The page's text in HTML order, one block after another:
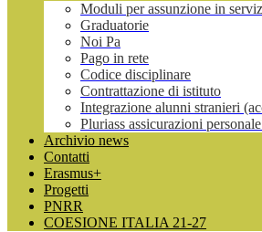
Moduli per assunzione in
Graduatorie
Noi Pa
Pago in rete
Codice disciplinare
Contrattazione di istituto
Integrazione alunni stranieri
Pluriass assicurazioni
Archivio news
Contatti
Erasmus+
Progetti
PNRR
COESIONE ITALIA 21-27